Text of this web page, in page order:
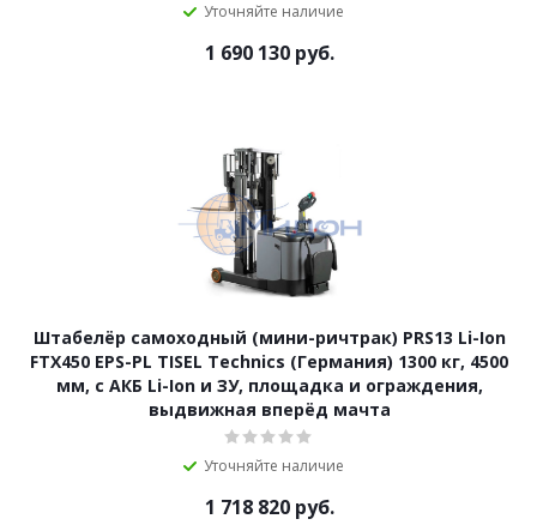
Уточняйте наличие
1 690 130руб.
Штабелёр самоходный (мини-ричтрак) PRS13 Li-Ion
FTX450 EPS-PL TISEL Technics (Германия) 1300 кг, 4500
мм, с АКБ Li-Ion и ЗУ, площадка и ограждения,
выдвижная вперёд мачта
Уточняйте наличие
1 718 820руб.